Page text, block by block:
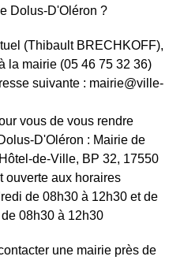
Dolus-D'Oléron ?
(Thibault BRECHKOFF),
la mairie (05 46 75 32 36)
suivante : mairie@ville-
vous de vous rendre
D'Oléron : Mairie de
de-Ville, BP 32, 17550
ouverte aux horaires
de 08h30 à 12h30 et de
08h30 à 12h30
une mairie près de